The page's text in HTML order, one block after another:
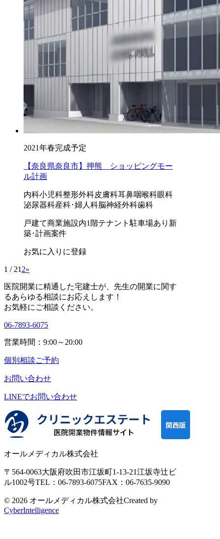
2021年春完成予定
【奈良県奈良市】押熊 ショッピングモー
ル計画
内科小児科整形外科皮膚科耳鼻咽喉科眼科
泌尿器科産科･婦人科脳神経外科歯科
戸建て商業施設内1階テナント 駐車場あり 新
築･計画案件
お気に入りに登録
1 / 21 2»
医院開業に精通した宅建士が、 先生の開業に関す
るあらゆる相談にお応えします！
お気軽にご相談ください。
06-7893-6075
営業時間：9:00～20:00
個別相談ご予約
お問い合わせ
LINEでお問い合わせ
オールメディカル株式会社
〒564-0063大阪府吹田市江坂町1-13-21江坂寺辻ビ
ル1002号TEL：06-7893-6075FAX：06-7635-9090
© 2026 オールメディカル株式会社Created by
CyberIntelligence